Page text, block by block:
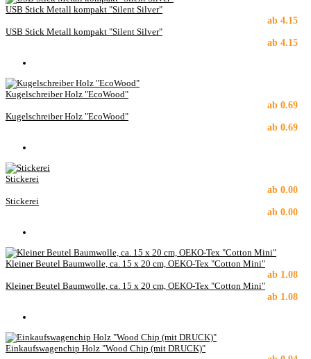
USB Stick Metall kompakt "Silent Silver"
ab 4.15
USB Stick Metall kompakt "Silent Silver"
ab 4.15
Kugelschreiber Holz "EcoWood"
ab 0.69
Kugelschreiber Holz "EcoWood"
ab 0.69
Stickerei
ab 0.00
Stickerei
ab 0.00
Kleiner Beutel Baumwolle, ca. 15 x 20 cm, OEKO-Tex "Cotton Mini"
ab 1.08
Kleiner Beutel Baumwolle, ca. 15 x 20 cm, OEKO-Tex "Cotton Mini"
ab 1.08
Einkaufswagenchip Holz "Wood Chip (mit DRUCK)"